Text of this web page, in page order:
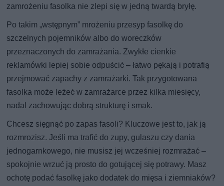
zamrożeniu fasolka nie zlepi się w jedną twardą bryłę.
Po takim „wstępnym” mrożeniu przesyp fasolkę do
szczelnych pojemników albo do woreczków
przeznaczonych do zamrażania. Zwykłe cienkie
reklamówki lepiej sobie odpuścić – łatwo pękają i potrafią
przejmować zapachy z zamrażarki. Tak przygotowana
fasolka może leżeć w zamrażarce przez kilka miesięcy,
nadal zachowując dobrą strukturę i smak.
Chcesz sięgnąć po zapas fasoli? Kluczowe jest to, jak ją
rozmrozisz. Jeśli ma trafić do zupy, gulaszu czy dania
jednogarnkowego, nie musisz jej wcześniej rozmrażać –
spokojnie wrzuć ją prosto do gotującej się potrawy. Masz
ochotę podać fasolkę jako dodatek do mięsa i ziemniaków?